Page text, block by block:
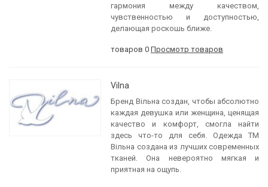
гармония между качеством,
чувственностью и доступностью,
делающая роскошь ближе.
товаров 0 Просмотр товаров
Vilna
Бренд Вільна создан, чтобы абсолютно
каждая девушка или женщина, ценящая
качество и комфорт, смогла найти
здесь что-то для себя. Одежда ТМ
Вільна создана из лучших современных
тканей. Она невероятно мягкая и
приятная на ощупь.